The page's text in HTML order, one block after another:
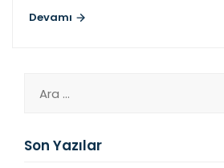
Devamı
Son Yazılar